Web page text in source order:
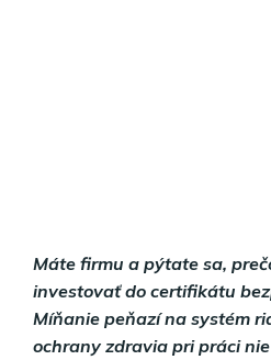
Máte firmu a pýtate sa,
investovať do certifikátu
Míňanie peňazí na systém
ochrany zdravia pri práci